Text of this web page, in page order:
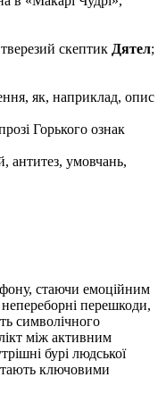
скептик Дятел;
як, наприклад, опис
Горького ознак
антитез, умовчань,
фону, стаючи емоційним
перешкоди,
символічного
між активним
бурі людської
ключовими